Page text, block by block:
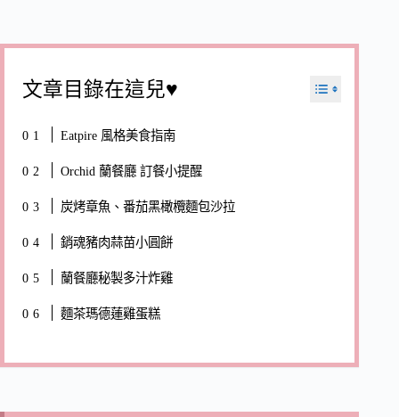
文章目錄在這兒♥
Eatpire 風格美食指南
Orchid 蘭餐廳 訂餐小提醒
炭烤章魚、番茄黑橄欖麵包沙拉
銷魂豬肉蒜苗小圓餅
蘭餐廳秘製多汁炸雞
麵茶瑪德蓮雞蛋糕